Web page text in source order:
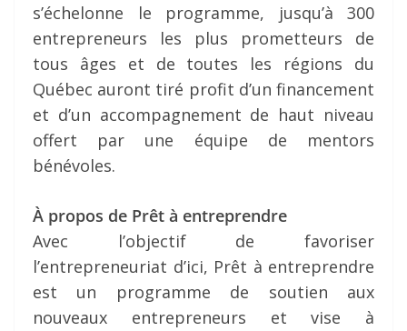
s’échelonne le programme, jusqu’à 300
entrepreneurs les plus prometteurs de
tous âges et de toutes les régions du
Québec auront tiré profit d’un financement
et d’un accompagnement de haut niveau
offert par une équipe de mentors
bénévoles.
À propos de Prêt à entreprendre
Avec l’objectif de favoriser
l’entrepreneuriat d’ici, Prêt à entreprendre
est un programme de soutien aux
nouveaux entrepreneurs et vise à